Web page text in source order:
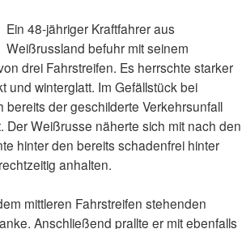
Ein 48-jähriger Kraftfahrer aus
Weißrussland befuhr mit seinem
drei Fahrstreifen. Es herrschte starker
und winterglatt. Im Gefällstück bei
der geschilderte Verkehrsunfall
Der Weißrusse näherte sich mit nach den
hinter den bereits schadenfrei hinter
anhalten.
mittleren Fahrstreifen stehenden
Anschließend prallte er mit ebenfalls